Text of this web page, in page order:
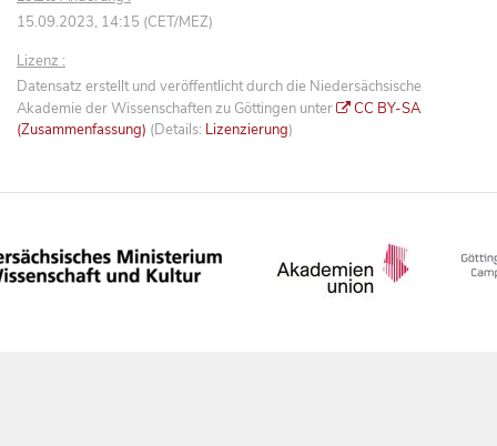
15.09.2023, 14:15 (CET/MEZ)
Lizenz :
Datensatz erstellt und veröffentlicht durch die Niedersächsische
Akademie der Wissenschaften zu Göttingen unter
CC BY-SA
(Zusammenfassung) (Details: Lizenzierung)